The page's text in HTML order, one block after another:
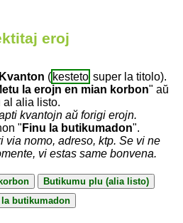
eroj
Kvanton ( kesteto super la titolo).
la erojn en mian korbon" aŭ
al alia listo.
kvantojn aŭ forigi erojn.
" Finu la butikumadon".
via nomo, adreso, ktp. Se vi ne
vi estas same bonvena.